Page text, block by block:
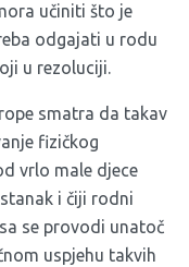
učiniti što je
odgajati u rodu
u rezoluciji.
smatra da takav
fizičkog
vrlo male djece
i čiji rodni
se provodi unatoč
uspjehu takvih